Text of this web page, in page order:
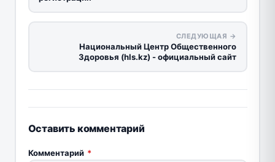
СЛЕДУЮЩАЯ →
Национальный Центр Общественного
Здоровья (hls.kz) - официальный сайт
Оставить комментарий
Комментарий *